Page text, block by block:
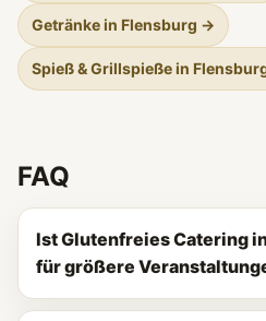
Getränke in Flensburg →
Spieß & Grillspieße in
FAQ
Ist Glutenfreies Catering
für größere